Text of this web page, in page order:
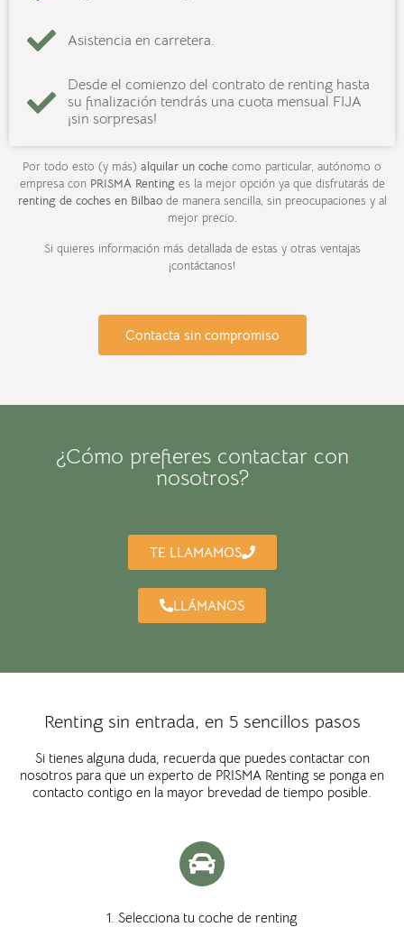
Asistencia en carretera.
Desde el comienzo del contrato de renting hasta
su finalización tendrás una cuota mensual FIJA
¡sin sorpresas!
Por todo esto (y más) alquilar un coche como particular, autónomo o
empresa con PRISMA Renting es la mejor opción ya que disfrutarás de
renting de coches en Bilbaode manera sencilla, sin preocupaciones y al
mejor precio.
Si quieres información más detallada de estas y otras ventajas
¡contáctanos!
Contacta sin compromiso
¿Cómo prefieres contactar con
nosotros?
TE LLAMAMOS
LLÁMANOS
Renting sin entrada, en 5 sencillos pasos
Si tienes alguna duda, recuerda que puedes contactar con
nosotros para que un experto de PRISMA Renting se ponga en
contacto contigo en la mayor brevedad de tiempo posible.
1. Selecciona tu coche de renting